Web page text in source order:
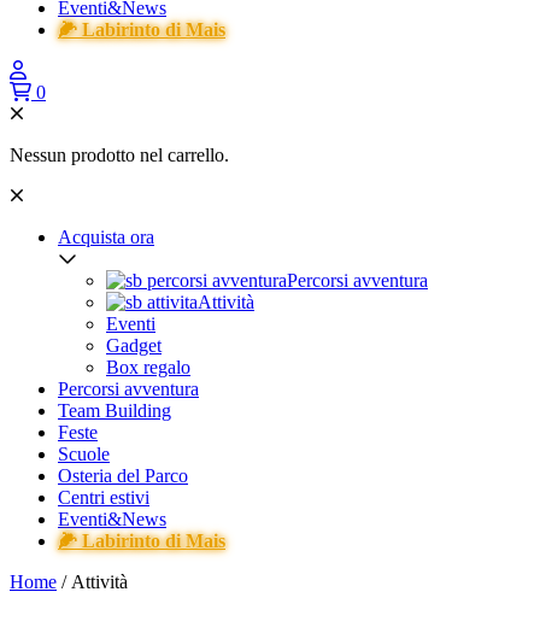
Eventi&News
🌽 Labirinto di Mais
0
Nessun prodotto nel carrello.
Acquista ora
Percorsi avventura
Attività
Eventi
Gadget
Box regalo
Percorsi avventura
Team Building
Feste
Scuole
Osteria del Parco
Centri estivi
Eventi&News
🌽 Labirinto di Mais
Home / Attività